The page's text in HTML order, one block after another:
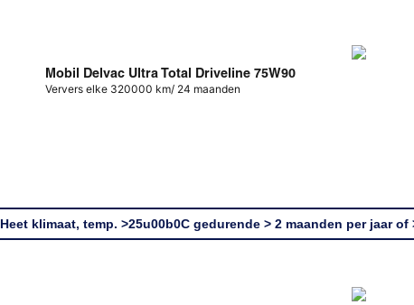
Mobil Delvac Ultra Total Driveline 75W90
Ververs elke 320000 km/ 24 maanden
Heet klimaat, temp. >25u00b0C gedurende > 2 maanden per jaar